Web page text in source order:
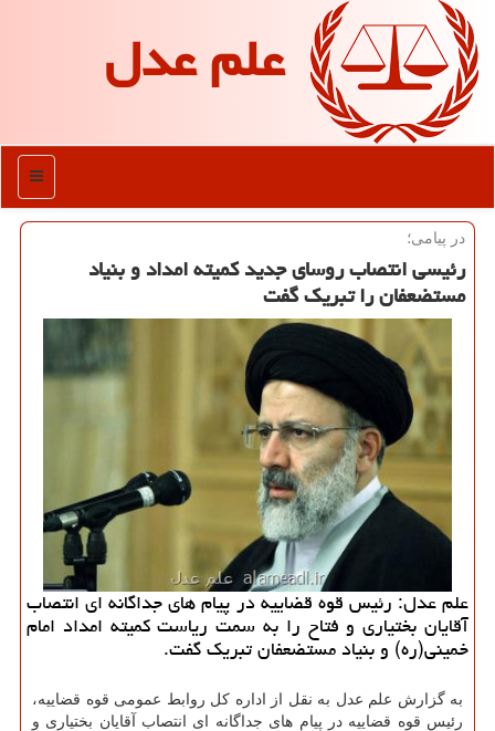
علم عدل
منو
در پیامی؛
رئیسی انتصاب روسای جدید كمیته امداد و بنیاد
مستضعفان را تبریك گفت
علم عدل: رئیس قوه قضاییه در پیام های جداگانه ای انتصاب
آقایان بختیاری و فتاح را به سمت ریاست كمیته امداد امام
خمینی(ره) و بنیاد مستضعفان تبریك گفت.
به گزارش علم عدل به نقل از اداره كل روابط عمومی قوه قضاییه،
رئیس قوه قضاییه در پیام های جداگانه ای انتصاب آقایان بختیاری و